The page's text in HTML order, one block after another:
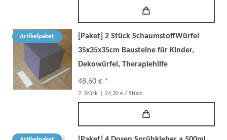
Artikelpaket
[Paket] 2 Stück SchaumstoffWürfel
35x35x35cm Bausteine für Kinder,
Dekowürfel, Therapiehilfe
48,60 € *
2 Stück | 24,30 € / Stück